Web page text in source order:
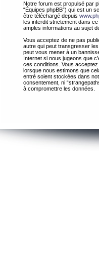
Notre forum est propulsé par
“Équipes phpBB”) qui est un
être téléchargé depuis
les interdit strictement dans
amples informations au sujet
Vous acceptez de ne pas
autre qui peut transgresser
peut vous mener à un
Internet si nous jugeons que
ces conditions. Vous acceptez
lorsque nous estimons que
entré soient stockées dans
consentement, ni
à compromettre les données.